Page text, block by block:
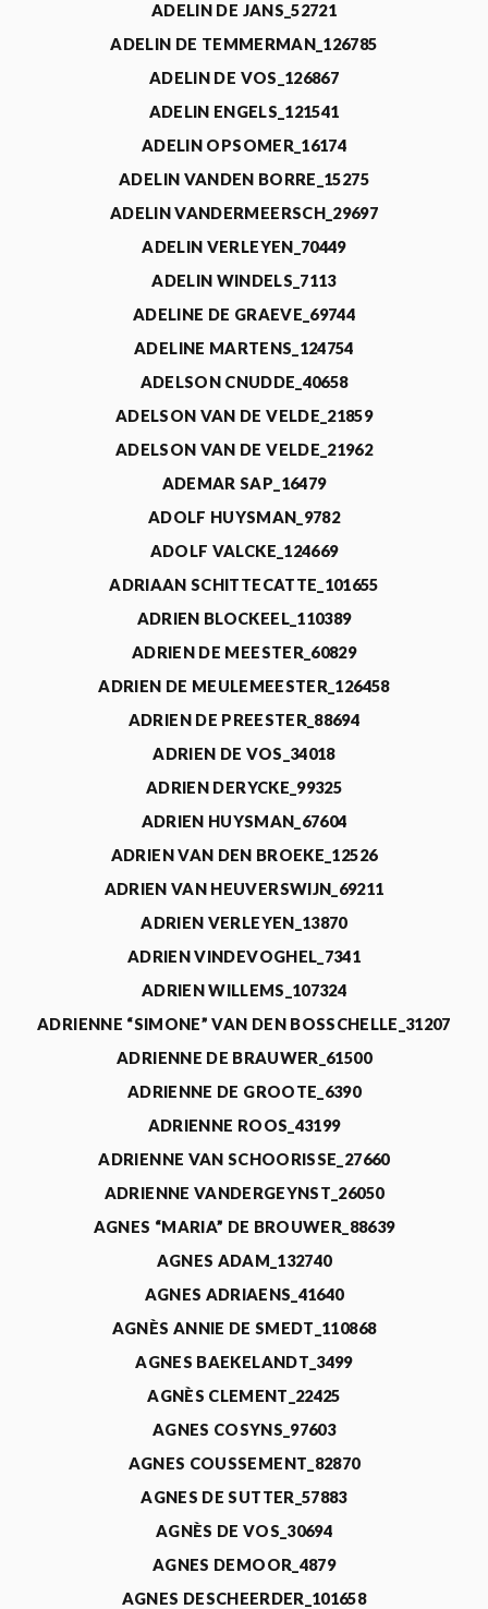
ADELIN DE JANS_52721
ADELIN DE TEMMERMAN_126785
ADELIN DE VOS_126867
ADELIN ENGELS_121541
ADELIN OPSOMER_16174
ADELIN VANDEN BORRE_15275
ADELIN VANDERMEERSCH_29697
ADELIN VERLEYEN_70449
ADELIN WINDELS_7113
ADELINE DE GRAEVE_69744
ADELINE MARTENS_124754
ADELSON CNUDDE_40658
ADELSON VAN DE VELDE_21859
ADELSON VAN DE VELDE_21962
ADEMAR SAP_16479
ADOLF HUYSMAN_9782
ADOLF VALCKE_124669
ADRIAAN SCHITTECATTE_101655
ADRIEN BLOCKEEL_110389
ADRIEN DE MEESTER_60829
ADRIEN DE MEULEMEESTER_126458
ADRIEN DE PREESTER_88694
ADRIEN DE VOS_34018
ADRIEN DERYCKE_99325
ADRIEN HUYSMAN_67604
ADRIEN VAN DEN BROEKE_12526
ADRIEN VAN HEUVERSWIJN_69211
ADRIEN VERLEYEN_13870
ADRIEN VINDEVOGHEL_7341
ADRIEN WILLEMS_107324
ADRIENNE “SIMONE” VAN DEN BOSSCHELLE_31207
ADRIENNE DE BRAUWER_61500
ADRIENNE DE GROOTE_6390
ADRIENNE ROOS_43199
ADRIENNE VAN SCHOORISSE_27660
ADRIENNE VANDERGEYNST_26050
AGNES “MARIA” DE BROUWER_88639
AGNES ADAM_132740
AGNES ADRIAENS_41640
AGNÈS ANNIE DE SMEDT_110868
AGNES BAEKELANDT_3499
AGNÈS CLEMENT_22425
AGNES COSYNS_97603
AGNES COUSSEMENT_82870
AGNES DE SUTTER_57883
AGNÈS DE VOS_30694
AGNES DEMOOR_4879
AGNES DESCHEERDER_101658